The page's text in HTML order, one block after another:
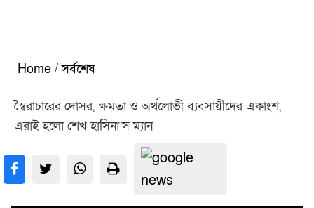
Home / সর্বশেষ
স্বৈরাচারের দোসর, ক্ষমতা ও অর্থলোভী ব্যবসায়ীদের একাংশ,
এরাই হলো শেখ হাসিনা’স ম্যান